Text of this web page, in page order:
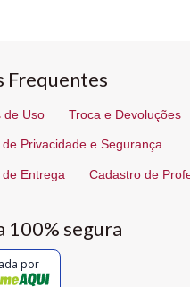
Frequentes
de Uso Troca e Devoluções
de Privacidade e Segurança
de Entrega Cadastro de
100% segura
por